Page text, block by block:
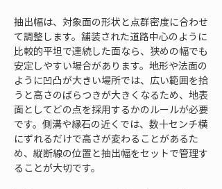
抽出幅は、対象面の形状と点群密度に合わせ
て調整します。舗装された道路中心のように
比較的平坦で連続した面なら、狭めの幅でも
安定しやすい場合があります。地形や法面の
ように凹凸が大きい場所では、広い範囲を拾
うと高さのばらつきが大きくなるため、地表
面としてどの点を採用するかのルールが必要
です。側溝や縁石の近くでは、数十センチ横
にずれるだけで高さが変わることがあるた
め、縦断線の位置と抽出幅をセットで管理す
ることが大切です。